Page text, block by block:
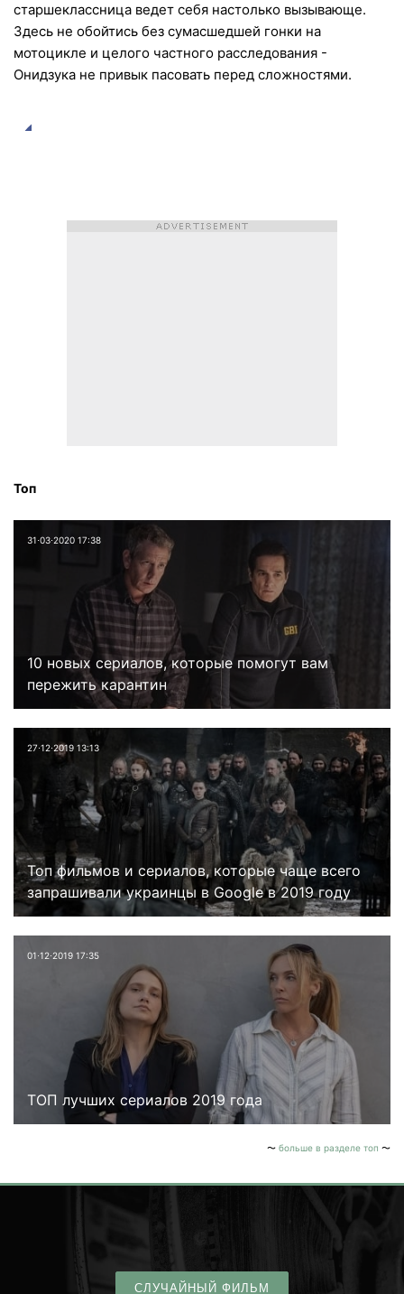
старшеклассница ведет себя настолько вызывающе.
Здесь не обойтись без сумасшедшей гонки на
мотоцикле и целого частного расследования -
Онидзука не привык пасовать перед сложностями.
Топ
31⋅03⋅2020 17:38
10 новых сериалов, которые помогут вам
пережить карантин
27⋅12⋅2019 13:13
Топ фильмов и сериалов, которые чаще всего
запрашивали украинцы в Google в 2019 году
01⋅12⋅2019 17:35
ТОП лучших сериалов 2019 года
больше в разделе топ
СЛУЧАЙНЫЙ ФИЛЬМ